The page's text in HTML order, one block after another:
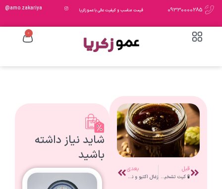
09330000285 قیمت مناسب و کیفیت عالی با عمو زکریا amo.zakariya@
0
قبل
🧪 کیت تشخیص متانول چیست و چرا باید از آن استفاده کنیم؟
بعدی
زغال اکتیو و نقش آن در تصفیه عملیات تقطیر
شاید نیاز داشته
باشید